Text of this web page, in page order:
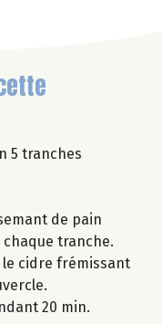
5 tranches
de pain
tranche.
le cidre frémissant
20 min.